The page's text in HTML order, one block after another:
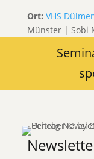
Ort: VHS
Münster | Sobi